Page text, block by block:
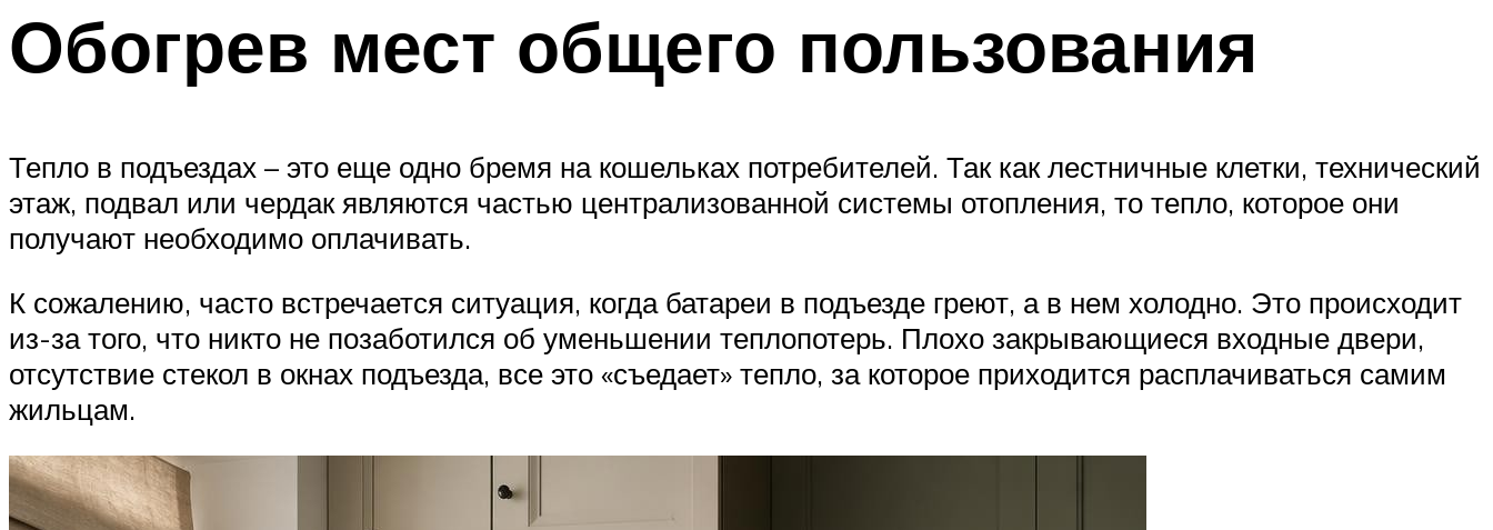
Обогрев мест общего пользования
Тепло в подъездах – это еще одно бремя на кошельках потребителей. Так как лестничные клетки, технический
этаж, подвал или чердак являются частью централизованной системы отопления, то тепло, которое они
получают необходимо оплачивать.
К сожалению, часто встречается ситуация, когда батареи в подъезде греют, а в нем холодно. Это происходит
из-за того, что никто не позаботился об уменьшении теплопотерь. Плохо закрывающиеся входные двери,
отсутствие стекол в окнах подъезда, все это «съедает» тепло, за которое приходится расплачиваться самим
жильцам.